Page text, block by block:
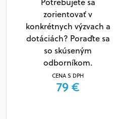
zorientovať v
konkrétnych výzvach a
dotáciách? Poraďte sa
so skúseným
odborníkom.
CENA S DPH
79 €